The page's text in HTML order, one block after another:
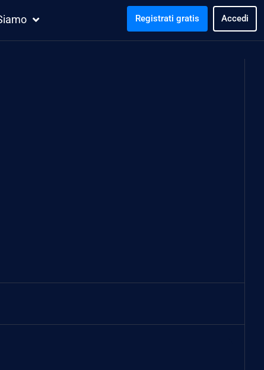
Registrati gratis Accedi